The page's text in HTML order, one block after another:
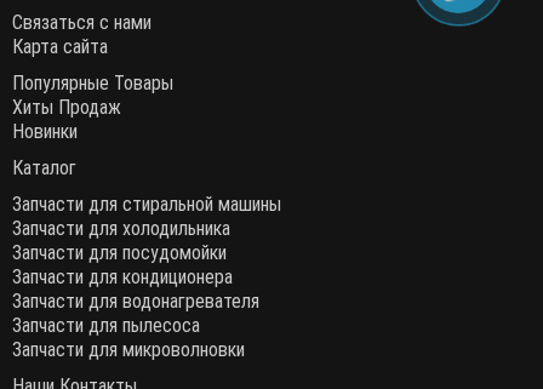
Связаться с нами
Карта сайта
Популярные Товары
Хиты Продаж
Новинки
Каталог
Запчасти для стиральной машины
Запчасти для холодильника
Запчасти для посудомойки
Запчасти для кондиционера
Запчасти для водонагревателя
Запчасти для пылесоса
Запчасти для микроволновки